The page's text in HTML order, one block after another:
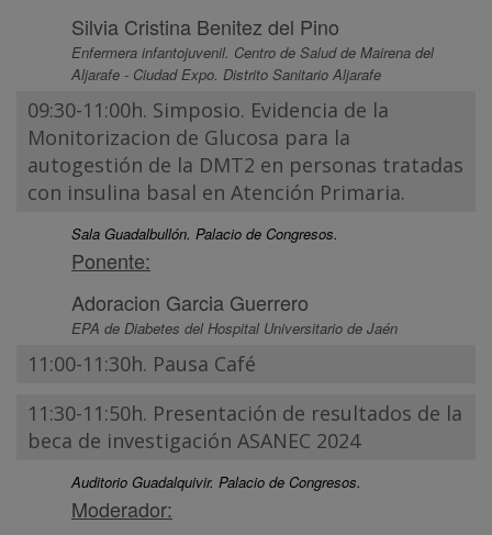
Silvia Cristina Benitez del Pino
Enfermera infantojuvenil. Centro de Salud de Mairena del
Aljarafe - Ciudad Expo. Distrito Sanitario Aljarafe
09:30-11:00h. Simposio. Evidencia de la
Monitorizacion de Glucosa para la
autogestión de la DMT2 en personas tratadas
con insulina basal en Atención Primaria.
Sala Guadalbullón. Palacio de Congresos.
Ponente:
Adoracion Garcia Guerrero
EPA de Diabetes del Hospital Universitario de Jaén
11:00-11:30h. Pausa Café
11:30-11:50h. Presentación de resultados de la
beca de investigación ASANEC 2024
Auditorio Guadalquivir. Palacio de Congresos.
Moderador: